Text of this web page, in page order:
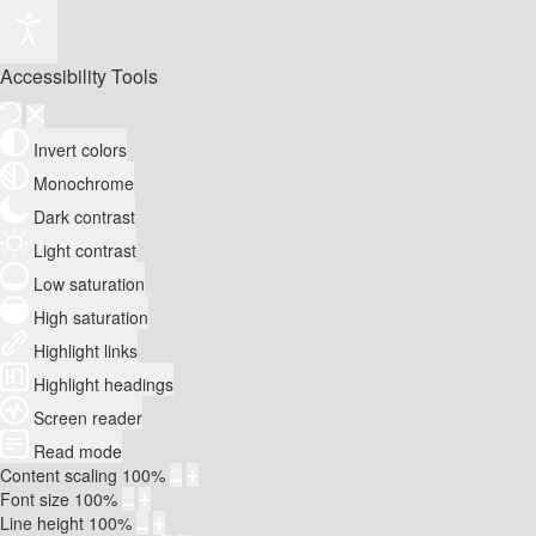
Accessibility Tools
Invert colors
Monochrome
Dark contrast
Light contrast
Low saturation
High saturation
Highlight links
Highlight headings
Screen reader
Read mode
Content scaling 100%
Font size 100%
Line height 100%